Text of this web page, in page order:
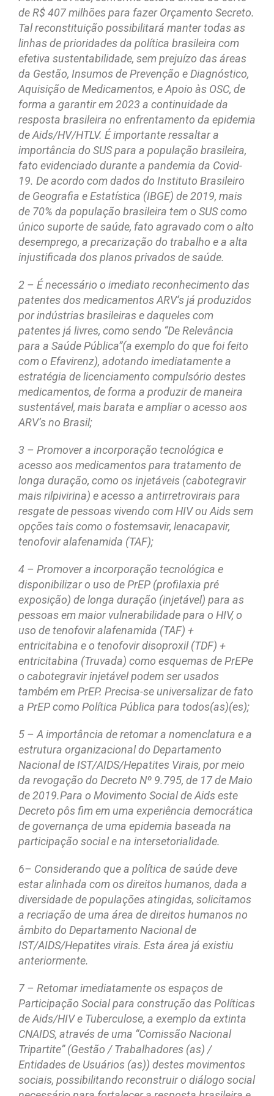
de R$ 407 milhões para fazer Orçamento Secreto.
Tal reconstituição possibilitará manter todas as
linhas de prioridades da política brasileira com
efetiva sustentabilidade, sem prejuízo das áreas
da Gestão, Insumos de Prevenção e Diagnóstico,
Aquisição de Medicamentos, e Apoio às OSC, de
forma a garantir em 2023 a continuidade da
resposta brasileira no enfrentamento da epidemia
de Aids/HV/HTLV. É importante ressaltar a
importância do SUS para a população brasileira,
fato evidenciado durante a pandemia da Covid-
19. De acordo com dados do Instituto Brasileiro
de Geografia e Estatística (IBGE) de 2019, mais
de 70% da população brasileira tem o SUS como
único suporte de saúde, fato agravado com o alto
desemprego, a precarização do trabalho e a alta
injustificada dos planos privados de saúde.
2 – É necessário o imediato reconhecimento das
patentes dos medicamentos ARV’s já produzidos
por indústrias brasileiras e daqueles com
patentes já livres, como sendo “De Relevância
para a Saúde Pública”(a exemplo do que foi feito
com o Efavirenz), adotando imediatamente a
estratégia de licenciamento compulsório destes
medicamentos, de forma a produzir de maneira
sustentável, mais barata e ampliar o acesso aos
ARV’s no Brasil;
3 – Promover a incorporação tecnológica e
acesso aos medicamentos para tratamento de
longa duração, como os injetáveis (cabotegravir
mais rilpivirina) e acesso a antirretrovirais para
resgate de pessoas vivendo com HIV ou Aids sem
opções tais como o fostemsavir, lenacapavir,
tenofovir alafenamida (TAF);
4 – Promover a incorporação tecnológica e
disponibilizar o uso de PrEP (profilaxia pré
exposição) de longa duração (injetável) para as
pessoas em maior vulnerabilidade para o HIV, o
uso de tenofovir alafenamida (TAF) +
entricitabina e o tenofovir disoproxil (TDF) +
entricitabina (Truvada) como esquemas de PrEPe
o cabotegravir injetável podem ser usados
também em PrEP. Precisa-se universalizar de fato
a PrEP como Política Pública para todos(as)(es);
5 – A importância de retomar a nomenclatura e a
estrutura organizacional do Departamento
Nacional de IST/AIDS/Hepatites Virais, por meio
da revogação do Decreto Nº 9.795, de 17 de Maio
de 2019.Para o Movimento Social de Aids este
Decreto pôs fim em uma experiência democrática
de governança de uma epidemia baseada na
participação social e na intersetorialidade.
6– Considerando que a política de saúde deve
estar alinhada com os direitos humanos, dada a
diversidade de populações atingidas, solicitamos
a recriação de uma área de direitos humanos no
âmbito do Departamento Nacional de
IST/AIDS/Hepatites virais. Esta área já existiu
anteriormente.
7 – Retomar imediatamente os espaços de
Participação Social para construção das Políticas
de Aids/HIV e Tuberculose, a exemplo da extinta
CNAIDS, através de uma “Comissão Nacional
Tripartite” (Gestão / Trabalhadores (as) /
Entidades de Usuários (as)) destes movimentos
sociais, possibilitando reconstruir o diálogo social